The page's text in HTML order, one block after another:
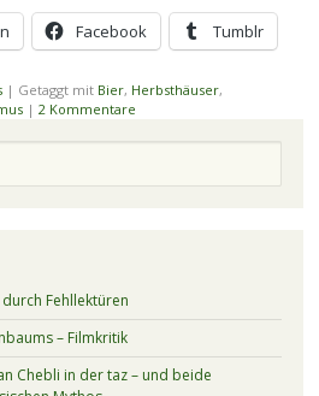
Facebook Tumblr
| Getaggt mit Bier, Herbsthäuser,
| 2 Kommentare
Fehllektüren
– Filmkritik
Chebli in der taz – und beide